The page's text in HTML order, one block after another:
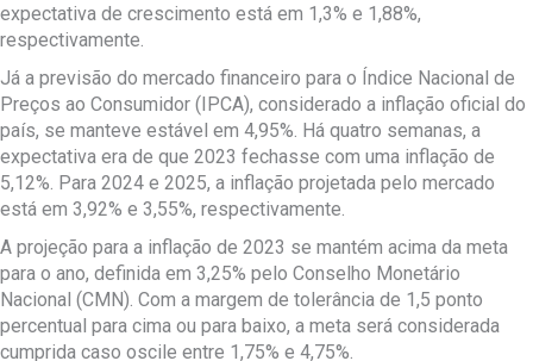
expectativa de crescimento está em 1,3% e 1,88%,
respectivamente.
Já a previsão do mercado financeiro para o Índice Nacional de
Preços ao Consumidor (IPCA), considerado a inflação oficial do
país, se manteve estável em 4,95%. Há quatro semanas, a
expectativa era de que 2023 fechasse com uma inflação de
5,12%. Para 2024 e 2025, a inflação projetada pelo mercado
está em 3,92% e 3,55%, respectivamente.
A projeção para a inflação de 2023 se mantém acima da meta
para o ano, definida em 3,25% pelo Conselho Monetário
Nacional (CMN). Com a margem de tolerância de 1,5 ponto
percentual para cima ou para baixo, a meta será considerada
cumprida caso oscile entre 1,75% e 4,75%.